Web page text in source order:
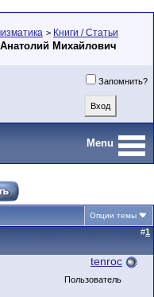
> Книги / Статьи
Михайлович
Запомнить?
Menu
Опции темы
#1
tenroc
Пользователь